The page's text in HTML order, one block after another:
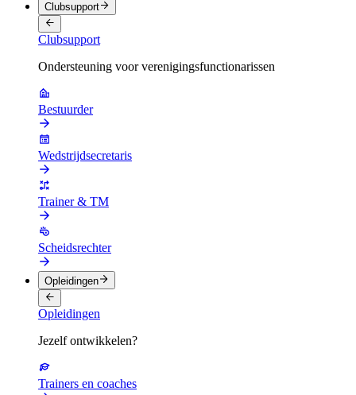
Clubsupport
Clubsupport
Ondersteuning voor verenigingsfunctionarissen
Bestuurder
Wedstrijdsecretaris
Trainer & TM
Scheidsrechter
Opleidingen
Opleidingen
Jezelf ontwikkelen?
Trainers en coaches